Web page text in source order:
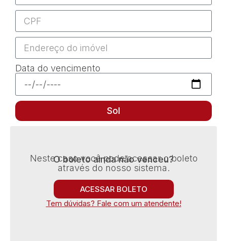
Data do vencimento
Sol
O boleto ainda não venceu?
Neste caso você pode acessar o boleto
através do nosso sistema.
ACESSAR BOLETO
Tem dúvidas? Fale com um atendente!